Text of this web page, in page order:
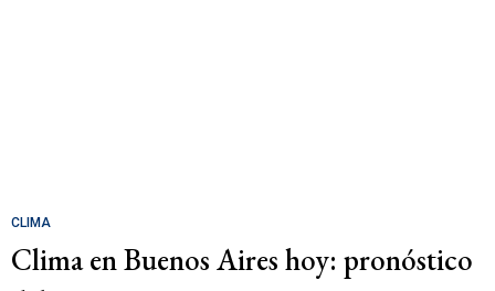
CLIMA
Clima en Buenos Aires hoy: pronóstico